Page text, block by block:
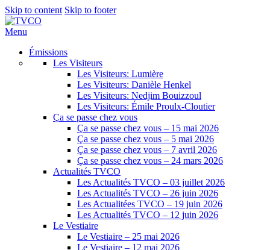
Skip to content Skip to footer
Menu
Émissions
Les Visiteurs
Les Visiteurs: Lumière
Les Visiteurs: Danièle Henkel
Les Visiteurs: Nedjim Bouizzoul
Les Visiteurs: Émile Proulx-Cloutier
Ça se passe chez vous
Ça se passe chez vous – 15 mai 2026
Ça se passe chez vous – 5 mai 2026
Ça se passe chez vous – 7 avril 2026
Ça se passe chez vous – 24 mars 2026
Actualités TVCO
Les Actualités TVCO – 03 juillet 2026
Les Actualités TVCO – 26 juin 2026
Les Actualitées TVCO – 19 juin 2026
Les Actualités TVCO – 12 juin 2026
Le Vestiaire
Le Vestiaire – 25 mai 2026
Le Vestiaire – 12 mai 2026